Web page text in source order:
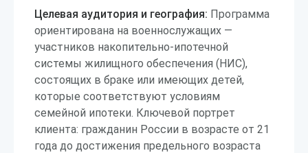
Целевая аудитория и география: Программа
ориентирована на военнослужащих —
участников накопительно-ипотечной
системы жилищного обеспечения (НИС),
состоящих в браке или имеющих детей,
которые соответствуют условиям
семейной ипотеки. Ключевой портрет
клиента: гражданин России в возрасте от 21
года до достижения предельного возраста